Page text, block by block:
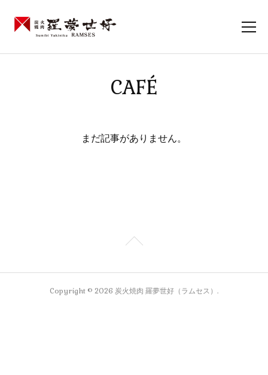
CAFÉ
まだ記事がありません。
Copyright © 2026 炭火焼肉 羅夢世好（ラムセス） .